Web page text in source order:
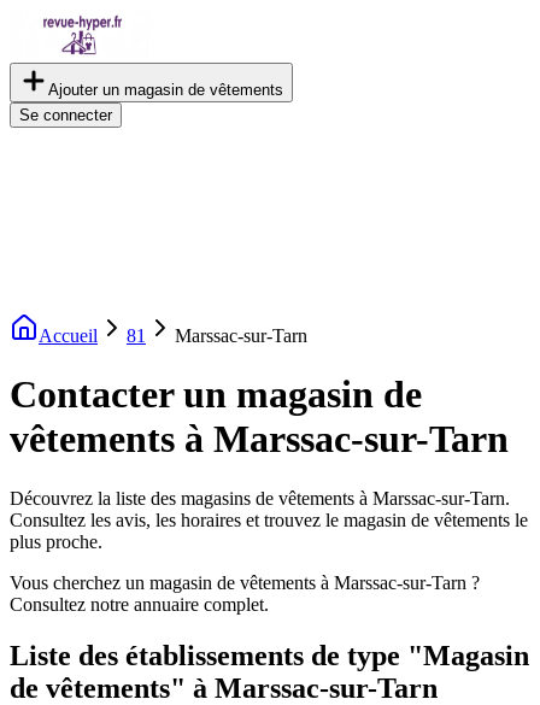
Ajouter un magasin de vêtements
Se connecter
Accueil 81 Marssac-sur-Tarn
Contacter un magasin de
vêtements à Marssac-sur-Tarn
Découvrez la liste des magasins de vêtements à Marssac-sur-Tarn.
Consultez les avis, les horaires et trouvez le magasin de vêtements le
plus proche.
Vous cherchez un magasin de vêtements à Marssac-sur-Tarn ?
Consultez notre annuaire complet.
Liste des établissements de type "Magasin
de vêtements" à Marssac-sur-Tarn